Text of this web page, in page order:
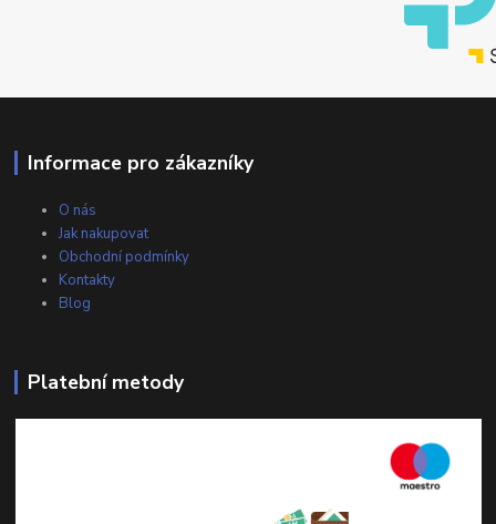
Informace pro zákazníky
O nás
Jak nakupovat
Obchodní podmínky
Kontakty
Blog
Platební metody